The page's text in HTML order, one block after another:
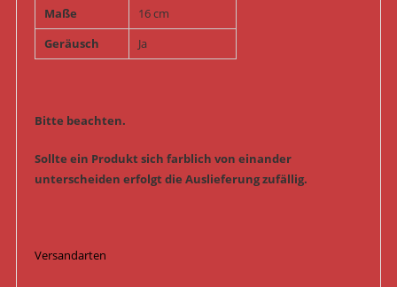
Maße
16 cm
Geräusch
Ja
Bitte beachten.
Sollte ein Produkt sich farblich von einander
unterscheiden erfolgt die Auslieferung zufällig.
Versandarten